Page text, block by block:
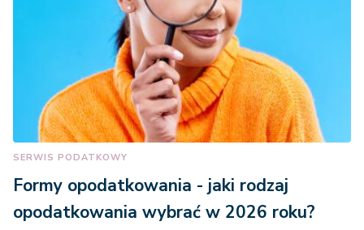
SERWIS PODATKOWY
Formy opodatkowania - jaki rodzaj
opodatkowania wybrać w 2026 roku?